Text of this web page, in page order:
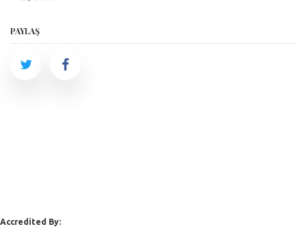
PAYLAŞ
Accredited By: